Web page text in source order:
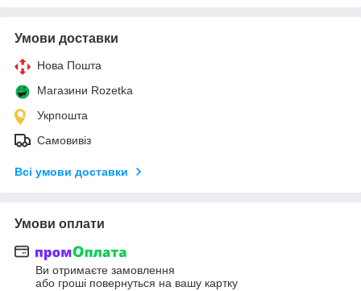
Умови доставки
Нова Пошта
Магазини Rozetka
Укрпошта
Самовивіз
Всі умови доставки
Умови оплати
Ви отримаєте замовлення
або гроші повернуться на вашу картку